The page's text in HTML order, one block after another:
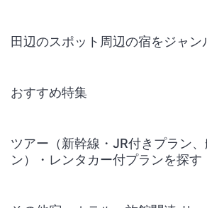
田辺のスポット周辺の宿をジャン
おすすめ特集
ツアー（新幹線・JR付きプラン
ン）・レンタカー付プランを探す